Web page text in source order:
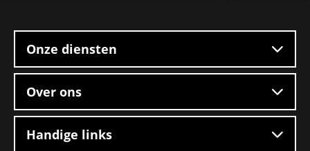
Boxtel
footer
Onze diensten
Over ons
Handige links